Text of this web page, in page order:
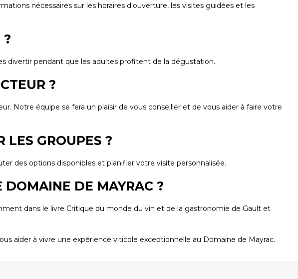
nécessaires sur les horaires d'ouverture, les visites guidées et les
?
divertir pendant que les adultes profitent de la dégustation.
?
Notre équipe se fera un plaisir de vous conseiller et de vous aider à faire votre
LES GROUPES ?
des options disponibles et planifier votre visite personnalisée.
DOMAINE DE MAYRAC ?
dans le livre Critique du monde du vin et de la gastronomie de Gault et
aider à vivre une expérience viticole exceptionnelle au Domaine de Mayrac.